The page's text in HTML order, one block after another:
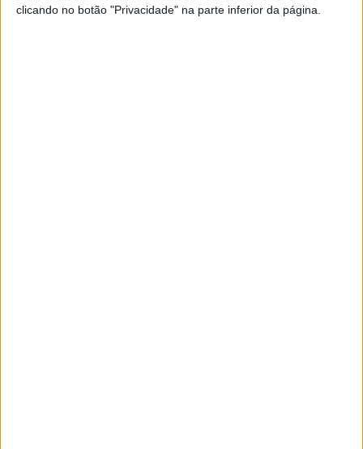
clicando no botão "Privacidade" na parte inferior da página.